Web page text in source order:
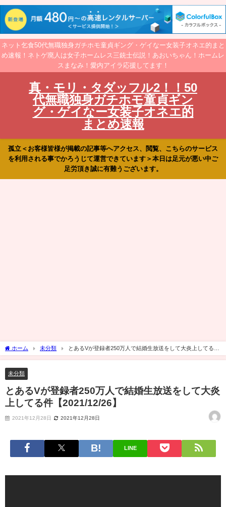
ネット乞食50代無職独身ガチホモ童貞ギング・ゲイなー女装子オネエ的まと
め速報！ネトゲ廃人は女子ホームレス三銃士伝説！あおいちゃん！ホームレ
スまなみ！愛内アイラ応援してます！
真・モリ・タダッフル2！！50
代無職独身ガチホモ童貞ギン
グ・ゲイなー女装子オネエ的
まとめ速報
孤立＜お客様皆様が掲載の記事等へアクセス、閲覧、こちらのサービス
を利用される事でかろうじて運営できています＞本日は足元が悪い中ご
足労頂き誠に有難うございます。
ホーム 未分類
とあるVが登録者250万人で結婚生放送をして大炎上してる件
【2021/12/26】
未分類
とあるVが登録者250万人で結婚生放送をして大炎
上してる件【2021/12/26】
2021年12月28日 2021年12月28日
LINE